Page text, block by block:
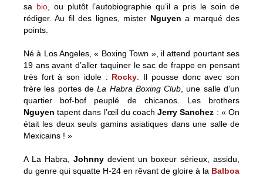
sa bio, ou plutôt l’autobiographie qu’il a pris le soin de
rédiger. Au fil des lignes, mister Nguyen a marqué des
points.
Né à Los Angeles, « Boxing Town », il attend pourtant ses
19 ans avant d’aller taquiner le sac de frappe en pensant
très fort à son idole : Rocky . Il pousse donc avec son
frère les portes deLa Habra Boxing Club , une salle d’un
quartier bof-bof peuplé de chicanos. Les brothers
Nguyen tapent dans l’œil du coachJerry Sanchez : « On
était les deux seuls gamins asiatiques dans une salle de
Mexicains ! »
A La Habra, Johnny devient un boxeur sérieux, assidu,
du genre qui squatte H-24 en rêvant de gloire à la Balboa